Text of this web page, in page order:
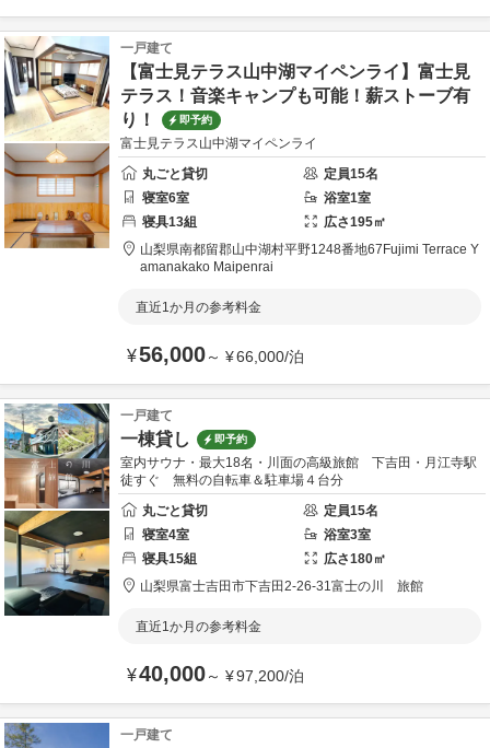
一戸建て
【富士見テラス山中湖マイペンライ】富士見
テラス！音楽キャンプも可能！薪ストーブ有
り！
即予約
富士見テラス山中湖マイペンライ
丸ごと貸切
定員15名
寝室6室 浴室1室
寝具13組 広さ195㎡
山梨県南都留郡山中湖村平野1248番地67 Fujimi Terrace Y
amanakako Maipenrai
直近1か月の参考料金
¥56,000～ ¥66,000/泊
一戸建て
一棟貸し 即予約
室内サウナ・最大18名・川面の高級旅館 下吉田・月江寺駅
徒すぐ 無料の自転車＆駐車場４台分
丸ごと貸切
定員15名
寝室4室 浴室3室
寝具15組 広さ180㎡
山梨県富士吉田市下吉田2-26-31富士の川 旅館
直近1か月の参考料金
¥40,000～ ¥97,200/泊
一戸建て